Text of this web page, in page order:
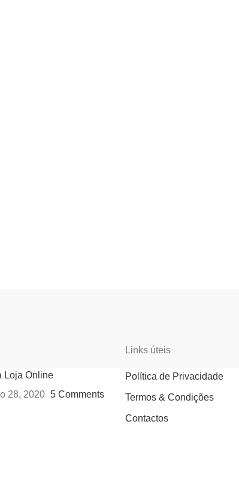
Loja Online
28, 2020 5 Comments
Links úteis
Política de Privacidade
Termos & Condições
Contactos